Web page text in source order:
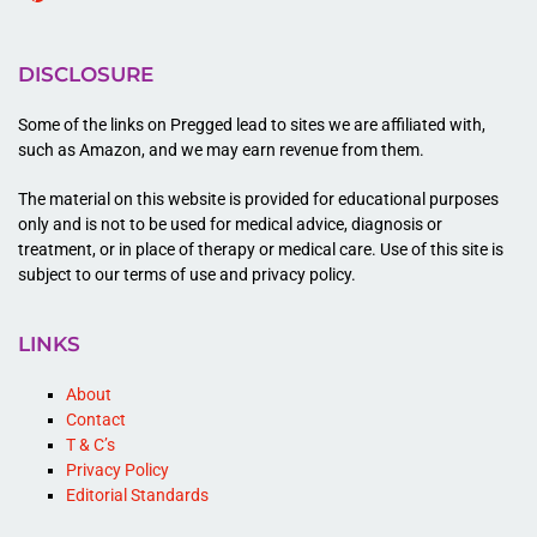
DISCLOSURE
Some of the links on Pregged lead to sites we are affiliated with,
such as Amazon, and we may earn revenue from them.
The material on this website is provided for educational purposes
only and is not to be used for medical advice, diagnosis or
treatment, or in place of therapy or medical care. Use of this site is
subject to our terms of use and privacy policy.
LINKS
About
Contact
T & C’s
Privacy Policy
Editorial Standards